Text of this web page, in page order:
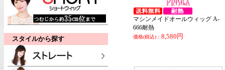
スタイルから探す
マシンメイドオールウィッグ A-
666耐熱
価格(税込)： 8,580円